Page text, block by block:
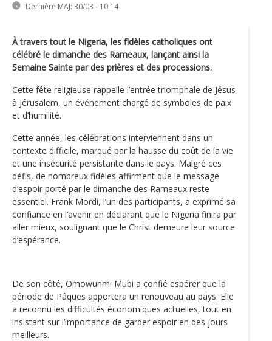
Dernière MAJ: 30/03 - 10:14
À travers tout le Nigeria, les fidèles catholiques ont
célébré le dimanche des Rameaux, lançant ainsi la
Semaine Sainte par des prières et des processions.
Cette fête religieuse rappelle l’entrée triomphale de Jésus
à Jérusalem, un événement chargé de symboles de paix
et d’humilité.
Cette année, les célébrations interviennent dans un
contexte difficile, marqué par la hausse du coût de la vie
et une insécurité persistante dans le pays. Malgré ces
défis, de nombreux fidèles affirment que le message
d’espoir porté par le dimanche des Rameaux reste
essentiel. Frank Mordi, l’un des participants, a exprimé sa
confiance en l’avenir en déclarant que le Nigeria finira par
aller mieux, soulignant que le Christ demeure leur source
d’espérance.
De son côté, Omowunmi Mubi a confié espérer que la
période de Pâques apportera un renouveau au pays. Elle
a reconnu les difficultés économiques actuelles, tout en
insistant sur l’importance de garder espoir en des jours
meilleurs.